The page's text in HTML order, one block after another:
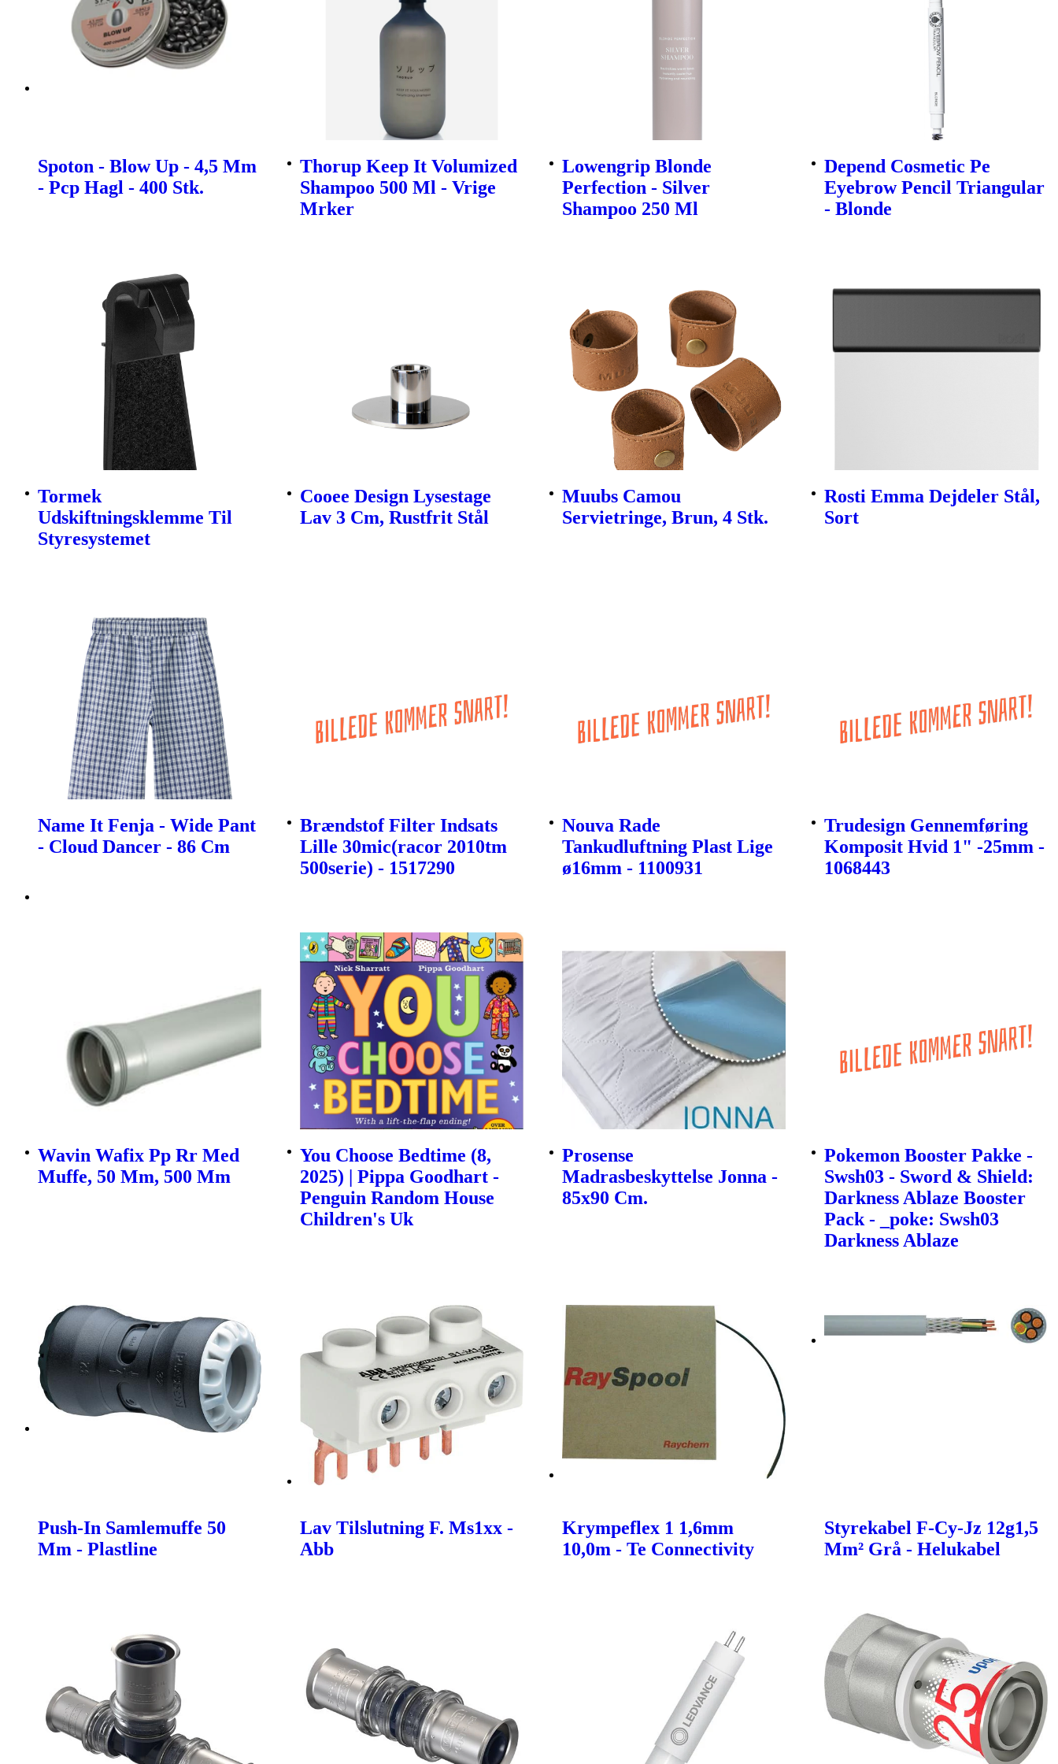
Spoton - Blow Up - 4,5 Mm
- Pcp Hagl - 400 Stk.
Thorup Keep It Volumized
Shampoo 500 Ml - Vrige
Mrker
Lowengrip Blonde
Perfection - Silver
Shampoo 250 Ml
Depend Cosmetic Pe
Eyebrow Pencil Triangular
- Blonde
Tormek
Udskiftningsklemme Til
Styresystemet
Cooee Design Lysestage
Lav 3 Cm, Rustfrit Stål
Muubs Camou
Servietringe, Brun, 4 Stk.
Rosti Emma Dejdeler Stål,
Sort
Name It Fenja - Wide Pant
- Cloud Dancer - 86 Cm
Brændstof Filter Indsats
Lille 30mic(racor 2010tm
500serie) - 1517290
Nouva Rade
Tankudluftning Plast Lige
ø16mm - 1100931
Trudesign Gennemføring
Komposit Hvid 1" -25mm -
1068443
Wavin Wafix Pp Rr Med
Muffe, 50 Mm, 500 Mm
You Choose Bedtime (8,
2025) | Pippa Goodhart -
Penguin Random House
Children's Uk
Prosense
Madrasbeskyttelse Jonna -
85x90 Cm.
Pokemon Booster Pakke -
Swsh03 - Sword & Shield:
Darkness Ablaze Booster
Pack - _poke: Swsh03
Darkness Ablaze
Push-In Samlemuffe 50
Mm - Plastline
Lav Tilslutning F. Ms1xx -
Abb
Krympeflex 1 1,6mm
10,0m - Te Connectivity
Styrekabel F-Cy-Jz 12g1,5
Mm² Grå - Helukabel